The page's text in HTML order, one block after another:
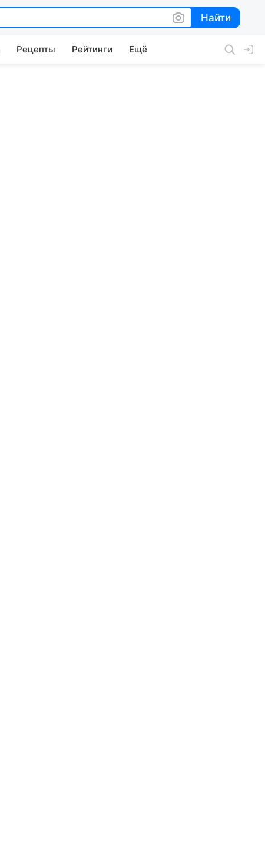
Найти
Найти
Рецепты Рейтинги Ещё